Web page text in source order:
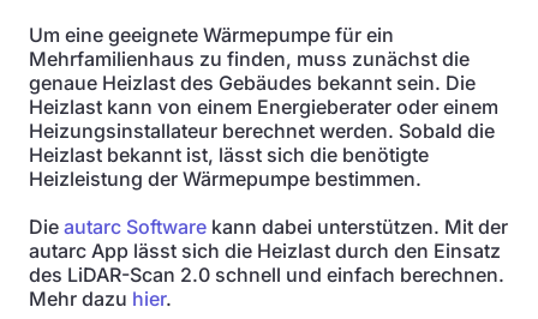
Um eine geeignete Wärmepumpe für ein
Mehrfamilienhaus zu finden, muss zunächst die
genaue Heizlast des Gebäudes bekannt sein. Die
Heizlast kann von einem Energieberater oder einem
Heizungsinstallateur berechnet werden. Sobald die
Heizlast bekannt ist, lässt sich die benötigte
Heizleistung der Wärmepumpe bestimmen.
Die autarc Software kann dabei unterstützen. Mit der
autarc App lässt sich die Heizlast durch den Einsatz
des LiDAR-Scan 2.0 schnell und einfach berechnen.
Mehr dazu hier.